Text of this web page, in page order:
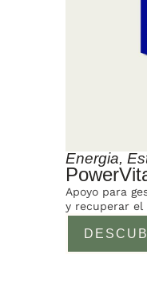
Energia,
Apoyo para
y recuperar el